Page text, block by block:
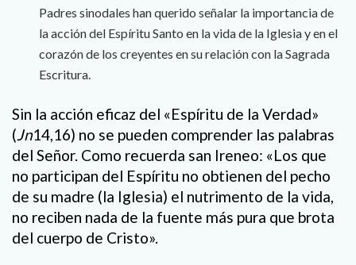
Padres sinodales han querido señalar la importancia de
la acción del Espíritu Santo en la vida de la Iglesia y en el
corazón de los creyentes en su relación con la Sagrada
Escritura.
Sin la acción eficaz del «Espíritu de la Verdad»
(Jn14,16) no se pueden comprender las palabras
del Señor. Como recuerda san Ireneo: «Los que
no participan del Espíritu no obtienen del pecho
de su madre (la Iglesia) el nutrimento de la vida,
no reciben nada de la fuente más pura que brota
del cuerpo de Cristo».